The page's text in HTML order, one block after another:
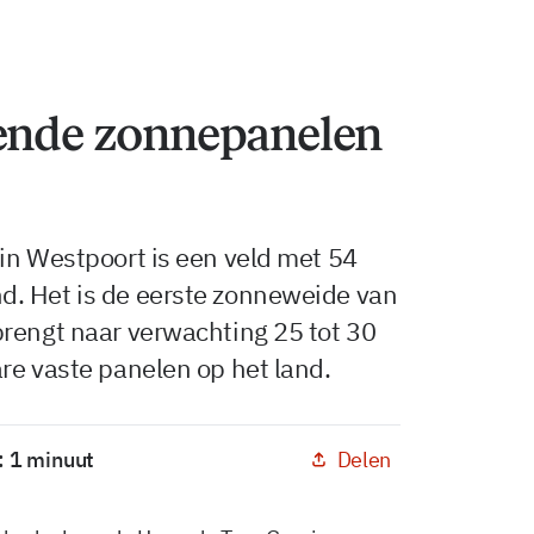
zonnepanelen
Westpoort is een veld met 54
Het is de eerste zonneweide van
naar verwachting 25 tot 30
vaste panelen op het land.
1 minuut Delen